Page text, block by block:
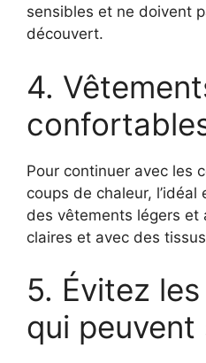
sensibles et ne doivent
découvert.
4.
Pour continuer avec les
coups de chaleur,
des vêtements légers et
claires et avec des
5. Évitez
qui